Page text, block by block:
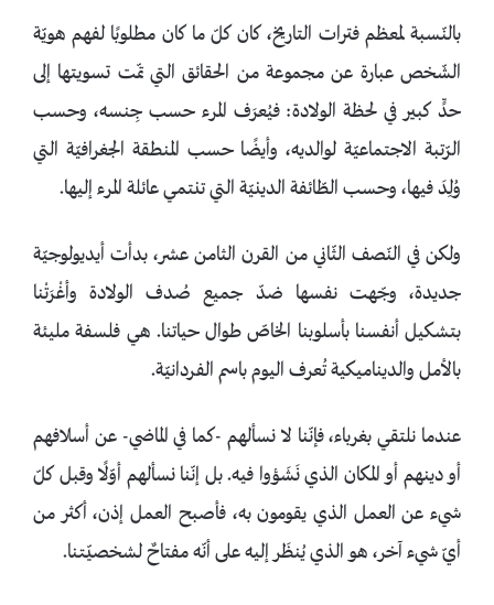
بالنّسبة لمعظم فترات التاريخ، كان كلّ ما كان مطلوبًا لفهم هويّة
الشّخص عبارة عن مجموعة من الحقائق التي تمّت تسويتها إلى
حدٍّ كبير في لحظة الولادة: فيُعرَف المرء حسب جِنسه، وحسب
الرّتبة الاجتماعيّة لوالديه، وأيضًا حسب المنطقة الجغرافيّة التي
وُلِدَ فيها، وحسب الطّائفة الدينيّة التي تنتمي عائلة المرء إليها.
ولكن في النّصف الثّاني من القرن الثامن عشر، بدأت أيديولوجيّة
جديدة، وجّهت نفسها ضدّ جميع صُدف الولادة وأغْرَتْنا
بتشكيل أنفسنا بأسلوبنا الخاصّ طوال حياتنا. هي فلسفة مليئة
بالأمل والديناميكية تُعرف اليوم باسم الفردانيّة.
عندما نلتقي بغرباء، فإنّنا لا نسألهم -كما في الماضي- عن أسلافهم
أو دينهم أو المكان الذي نَشَؤوا فيه. بل إنّنا نسألهم أوّلًا وقبل كلّ
شيء عن العمل الذي يقومون به، فأصبح العمل إذن، أكثر من
أيّ شيء آخر، هو الذي يُنظَر إليه على أنّه مفتاحٌ لشخصيّتنا.